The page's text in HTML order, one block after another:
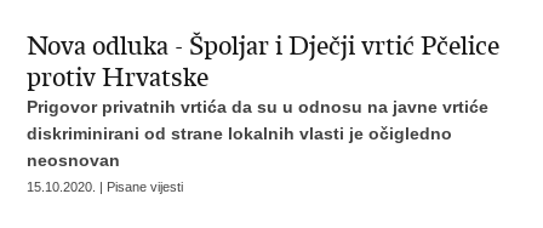
Nova odluka - Špoljar i Dječji vrtić Pčelice
protiv Hrvatske
Prigovor privatnih vrtića da su u odnosu na javne vrtiće
diskriminirani od strane lokalnih vlasti je očigledno
neosnovan
15.10.2020. | Pisane vijesti